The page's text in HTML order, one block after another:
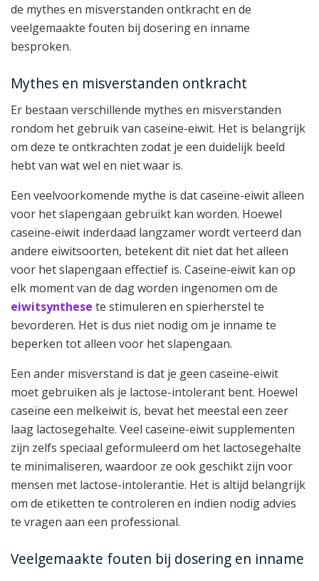
de mythes en misverstanden ontkracht en de
veelgemaakte fouten bij dosering en inname
besproken.
Mythes en misverstanden ontkracht
Er bestaan verschillende mythes en misverstanden
rondom het gebruik van caseïne-eiwit. Het is belangrijk
om deze te ontkrachten zodat je een duidelijk beeld
hebt van wat wel en niet waar is.
Een veelvoorkomende mythe is dat caseïne-eiwit alleen
voor het slapengaan gebruikt kan worden. Hoewel
caseïne-eiwit inderdaad langzamer wordt verteerd dan
andere eiwitsoorten, betekent dit niet dat het alleen
voor het slapengaan effectief is. Caseïne-eiwit kan op
elk moment van de dag worden ingenomen om de
eiwitsynthese te stimuleren en spierherstel te
bevorderen. Het is dus niet nodig om je inname te
beperken tot alleen voor het slapengaan.
Een ander misverstand is dat je geen caseïne-eiwit
moet gebruiken als je lactose-intolerant bent. Hoewel
caseïne een melkeiwit is, bevat het meestal een zeer
laag lactosegehalte. Veel caseïne-eiwit supplementen
zijn zelfs speciaal geformuleerd om het lactosegehalte
te minimaliseren, waardoor ze ook geschikt zijn voor
mensen met lactose-intolerantie. Het is altijd belangrijk
om de etiketten te controleren en indien nodig advies
te vragen aan een professional.
Veelgemaakte fouten bij dosering en inname